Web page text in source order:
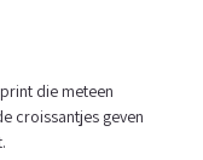
die meteen
croissantjes geven